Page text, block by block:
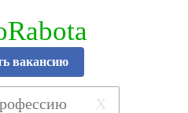
вакансию
X